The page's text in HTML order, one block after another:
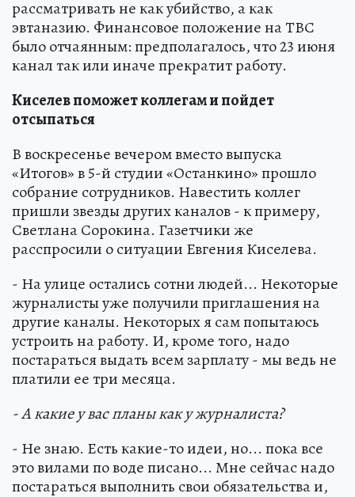
рассматривать не как убийство, а как
эвтаназию. Финансовое положение на ТВС
было отчаянным: предполагалось, что 23 июня
канал так или иначе прекратит работу.
Киселев поможет коллегам и пойдет
отсыпаться
В воскресенье вечером вместо выпуска
«Итогов» в 5-й студии «Останкино» прошло
собрание сотрудников. Навестить коллег
пришли звезды других каналов - к примеру,
Светлана Сорокина. Газетчики же
расспросили о ситуации Евгения Киселева.
- На улице остались сотни людей... Некоторые
журналисты уже получили приглашения на
другие каналы. Некоторых я сам попытаюсь
устроить на работу. И, кроме того, надо
постараться выдать всем зарплату - мы ведь не
платили ее три месяца.
- А какие у вас планы как у журналиста?
- Не знаю. Есть какие-то идеи, но... пока все
это вилами по воде писано... Мне сейчас надо
постараться выполнить свои обязательства и,